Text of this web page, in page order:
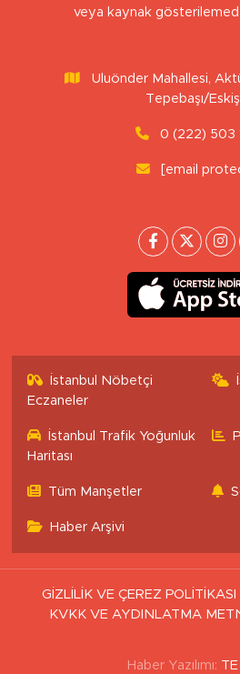
veya kaynak
Uluönder Mahallesi,
Tepebaşı/
0 (222) 503
[email
İstanbul Nöbetçi
Eczaneler
İstanbul Trafik Yoğunluk
Haritası
Tüm Manşetler
Haber Arşivi
GİZLİLİK VE ÇEREZ POLİTİKASI
KVKK VE AYDINLATMA
Haber Yazılımı: